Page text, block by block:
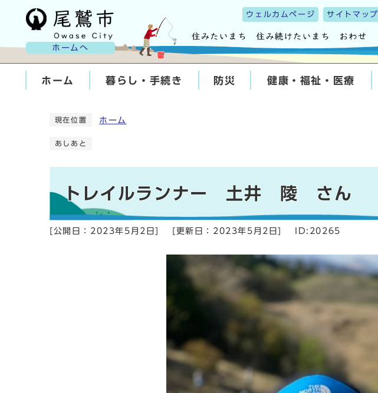
ホームへ
ウェルカムページ サイトマップ
ホーム 暮らし・手続き 防災 健康・福祉・医療
現在位置 ホーム
あしあと
トレイルランナー 土井 陵 さん
[公開日： 2023年5月2日 [更新日： 2023年5月2日 ID:20265